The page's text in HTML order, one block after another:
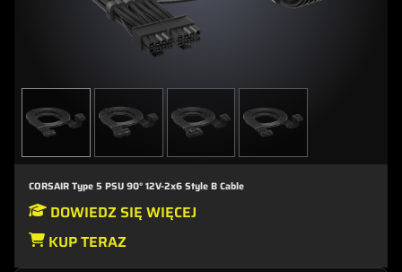
CORSAIR Type 5 PSU 90° 12V-2x6 Style B Cable
DOWIEDZ SIĘ WIĘCEJ
KUP TERAZ